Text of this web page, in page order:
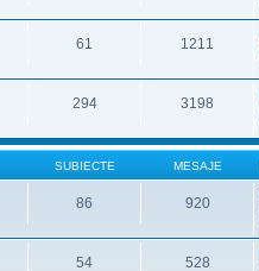
61 1211
294 3198
SUBIECTE MESAJE
86 920
54 528